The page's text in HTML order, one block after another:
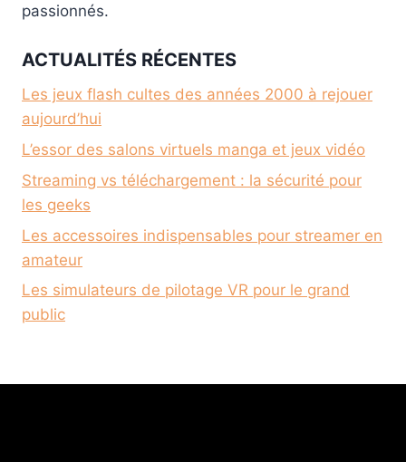
passionnés.
ACTUALITÉS RÉCENTES
Les jeux flash cultes des années 2000 à rejouer
aujourd’hui
L’essor des salons virtuels manga et jeux vidéo
Streaming vs téléchargement : la sécurité pour
les geeks
Les accessoires indispensables pour streamer en
amateur
Les simulateurs de pilotage VR pour le grand
public